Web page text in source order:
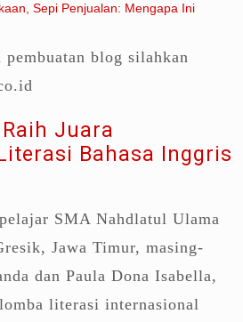
Sepi Penjualan: Mengapa Ini
pembuatan blog silahkan
Juara
Bahasa Inggris
SMA Nahdlatul Ulama
Jawa Timur, masing-
dan Paula Dona Isabella,
literasi internasional